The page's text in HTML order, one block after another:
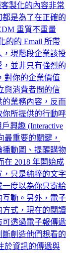
製化的內容非常
是為了在正確的
重質不重量
的的 Email 所帶
，現階段企業該投
並非只有強烈的
對你的企業價值
與消費者間的信
業務內容，反而
你所提供的行動呼
興趣 (Interactive
最重要的關鍵，
動圖、提醒購物
在 2018 年開始成
只是純粹的文字
度以為你只寄給
動。另外，電子
式，現在的閱讀
透過電子報傳遞
創造他們想看的
於資訊的傳遞與